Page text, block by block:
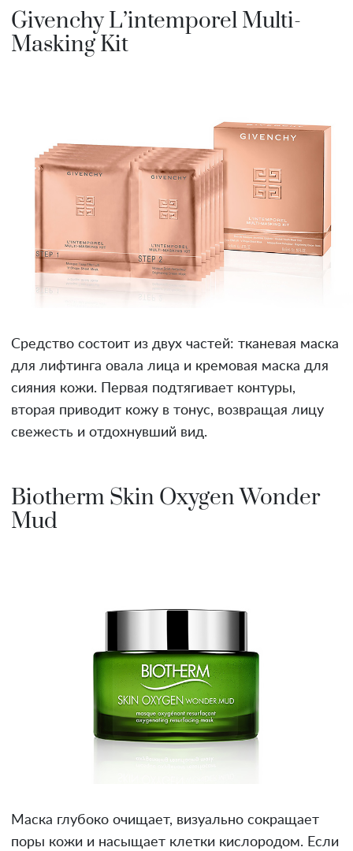
Givenchy L’intemporel Multi-
Masking Kit
Средство состоит из двух частей: тканевая маска
для лифтинга овала лица и кремовая маска для
сияния кожи. Первая подтягивает контуры,
вторая приводит кожу в тонус, возвращая лицу
свежесть и отдохнувший вид.
Biotherm Skin Oxygen Wonder
Mud
Маска глубоко очищает, визуально сокращает
поры кожи и насыщает клетки кислородом. Если